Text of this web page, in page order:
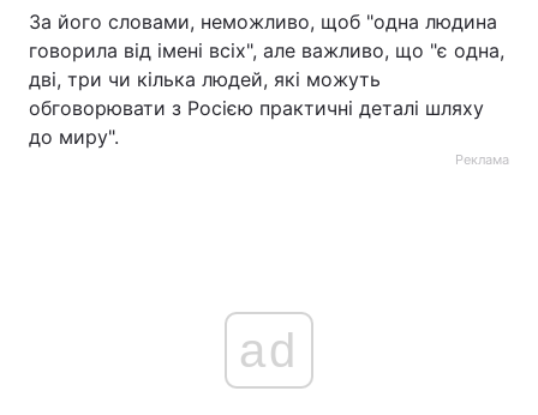
За його словами, неможливо, щоб "одна людина
говорила від імені всіх", але важливо, що "є одна,
дві, три чи кілька людей, які можуть
обговорювати з Росією практичні деталі шляху
до миру".
Реклама
ad